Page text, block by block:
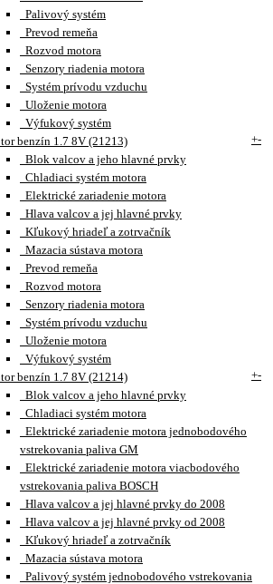
Palivový systém
Prevod remeňa
Rozvod motora
Senzory riadenia motora
Systém prívodu vzduchu
Uloženie motora
Výfukový systém
benzín 1.7 8V (21213)
+-
Blok valcov a jeho hlavné prvky
Chladiaci systém motora
Elektrické zariadenie motora
Hlava valcov a jej hlavné prvky
Kľukový hriadeľ a zotrvačník
Mazacia sústava motora
Prevod remeňa
Rozvod motora
Senzory riadenia motora
Systém prívodu vzduchu
Uloženie motora
Výfukový systém
benzín 1.7 8V (21214)
+-
Blok valcov a jeho hlavné prvky
Chladiaci systém motora
Elektrické zariadenie motora jednobodového
vstrekovania paliva GM
Elektrické zariadenie motora viacbodového
vstrekovania paliva BOSCH
Hlava valcov a jej hlavné prvky do 2008
Hlava valcov a jej hlavné prvky od 2008
Kľukový hriadeľ a zotrvačník
Mazacia sústava motora
Palivový systém jednobodového vstrekovania